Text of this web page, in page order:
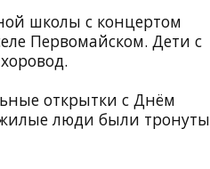
школы с концертом
Первомайском. Дети с
открытки с Днём
люди были тронуты